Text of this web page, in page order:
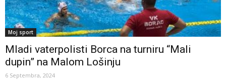
Moj sport
Mladi vaterpolisti Borca na turniru “Mali
dupin” na Malom Lošinju
6 Septembra, 2024